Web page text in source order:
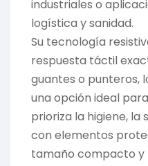
industriales o
logística y sanidad.
Su tecnología
respuesta táctil
guantes o punteros,
una opción ideal
prioriza la higiene, la
con elementos
tamaño compacto y